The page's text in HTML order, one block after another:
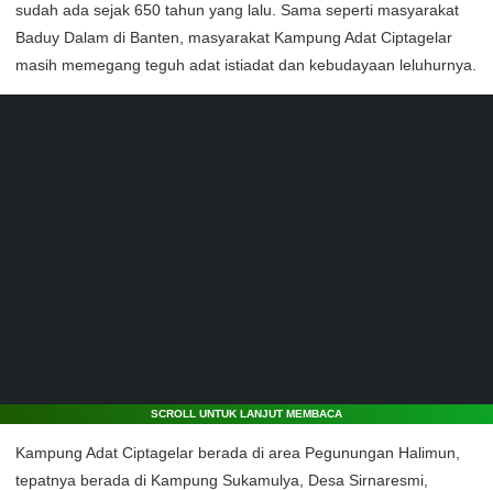
sudah ada sejak 650 tahun yang lalu. Sama seperti masyarakat
Baduy Dalam di Banten, masyarakat Kampung Adat Ciptagelar
masih memegang teguh adat istiadat dan kebudayaan leluhurnya.
SCROLL UNTUK LANJUT MEMBACA
Kampung Adat Ciptagelar berada di area Pegunungan Halimun,
tepatnya berada di Kampung Sukamulya, Desa Sirnaresmi,